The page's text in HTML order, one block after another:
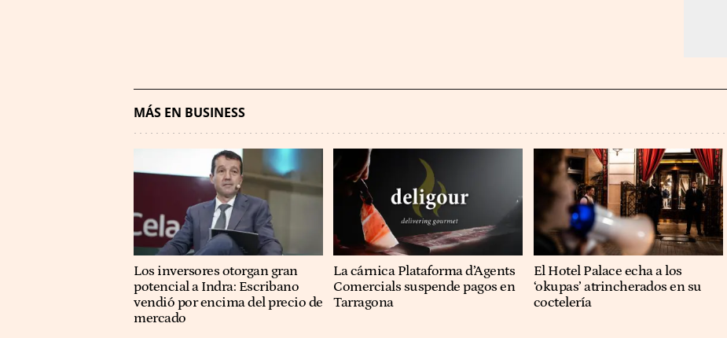
MÁS EN BUSINESS
Los inversores otorgan gran
potencial a Indra: Escribano
vendió por encima del precio de
mercado
La cárnica Plataforma d’Agents
Comercials suspende pagos en
Tarragona
El Hotel Palace echa a los
‘okupas’ atrincherados en su
coctelería